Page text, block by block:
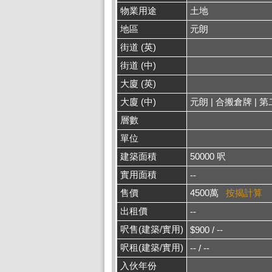
物業用途
土地
地區
元朗
街道 (英)
街道 (中)
大廈 (英)
大廈 (中)
元朗 | 合搬倉牌 | 第
層數
單位
建築面積
50000 呎
實用面積
--
售價
4500萬 按揭計算
出租價
--
呎售(建築/實用)
$900 / --
呎租(建築/實用)
-- / --
入伙年份